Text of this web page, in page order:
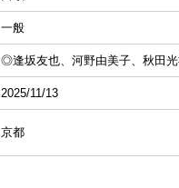
一般
◎逢坂友也、河野由美子、秋田
2025/11/13
京都